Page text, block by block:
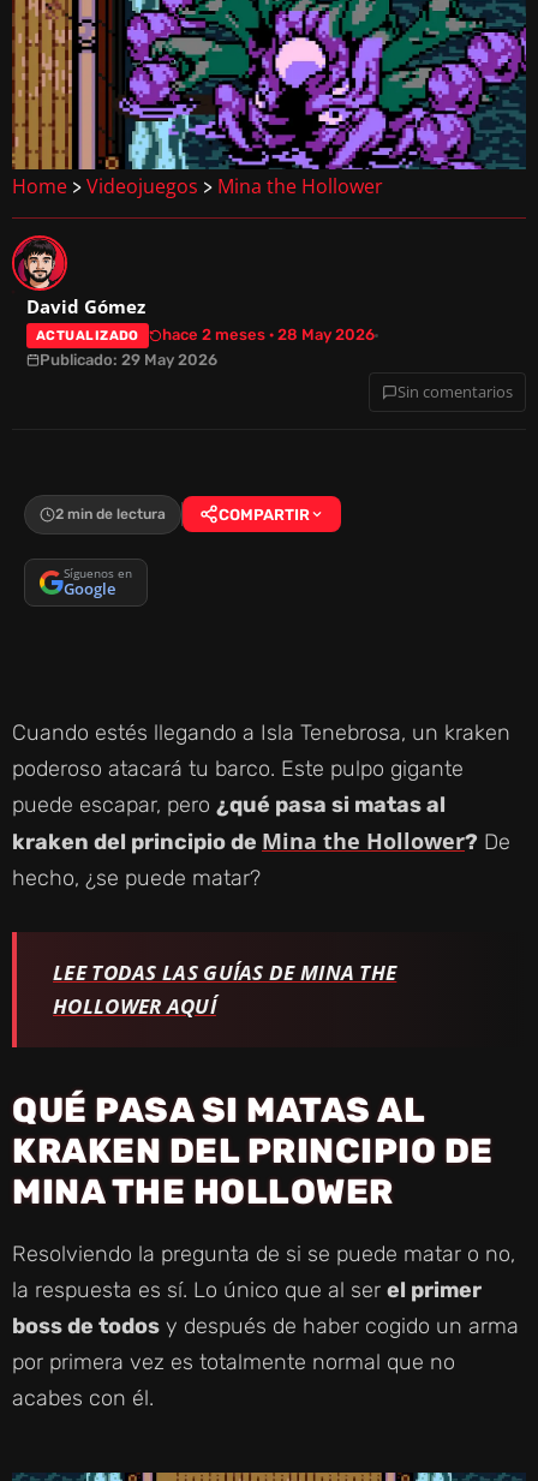
Home > Videojuegos > Mina the Hollower
David Gómez
ACTUALIZADO
hace 2 meses · 28 May 2026
Publicado: 29 May 2026
Sin comentarios
2 min de lectura COMPARTIR
Síguenos en
Google
Cuando estés llegando a Isla Tenebrosa, un kraken
poderoso atacará tu barco. Este pulpo gigante
puede escapar, pero ¿qué pasa si matas al
kraken del principio de Mina the Hollower? De
hecho, ¿se puede matar?
LEE TODAS LAS GUÍAS DE MINA THE
HOLLOWER AQUÍ
QUÉ PASA SI MATAS AL
KRAKEN DEL PRINCIPIO DE
MINA THE HOLLOWER
Resolviendo la pregunta de si se puede matar o no,
la respuesta es sí. Lo único que al ser el primer
boss de todos y después de haber cogido un arma
por primera vez es totalmente normal que no
acabes con él.